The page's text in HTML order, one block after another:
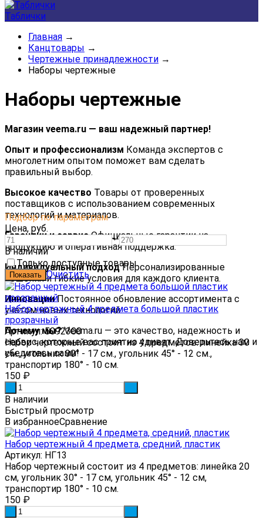
Таблички
Главная →
Канцтовары →
Чертежные принадлежности →
Наборы чертежные
Наборы чертежные
Магазин veema.ru — ваш надежный партнер!
Опыт и профессионализм Команда экспертов с
многолетним опытом поможет вам сделать
правильный выбор.
Высокое качество Товары от проверенных
поставщиков с использованием современных
технологий и материалов.
Гарантии и сервисОфициальные гарантии на
продукцию и оперативная поддержка.
Индивидуальный подходПерсонализированные
решения и гибкие условия для каждого клиента.
ИнновацииПостоянное обновление ассортимента с
учетом новых технологий.
Почему мы?Veema.ru — это качество, надежность и
сервис, которые вас приятно удивят. Доверьтесь нам и
убедитесь сами!
Подбор по параметрам
Цена, руб.
—
В наличии
Только доступные товары
Очистить
Набор чертежный 4 предмета большой пластик
прозрачный
Артикул: 5092300
Набор чертежный состоит из 4 предметов: линейка 30
см., угольник 30° - 17 см., угольник 45° - 12 см.,
транспортир 180° - 10 см.
150 ₽
В наличии
Быстрый просмотр
В избранноеСравнение
Набор чертежный 4 предмета, средний, пластик
Артикул: НГ13
Набор чертежный состоит из 4 предметов: линейка 20
см, угольник 30° - 17 см, угольник 45° - 12 см,
транспортир 180° - 10 см.
150 ₽